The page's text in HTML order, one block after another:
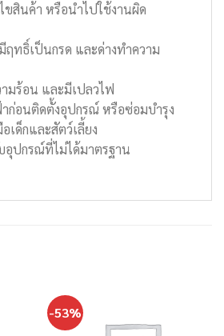
สินค้า หรือนำไปใช้งานผิด
ฤทธิ์เป็นกรด และด่างทำความ
มร้อน และมีเปลวไฟ
ก่อนติดตั้งอุปกรณ์ หรือซ่อมบำรุง
เด็กและสัตว์เลี้ยง
อุปกรณ์ที่ไม่ได้มาตรฐาน
-53%